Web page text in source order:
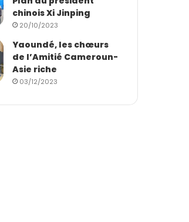
chinois Xi Jinping
20/10/2023
Yaoundé, les chœurs
de l’Amitié Cameroun-
Asie riche
03/12/2023